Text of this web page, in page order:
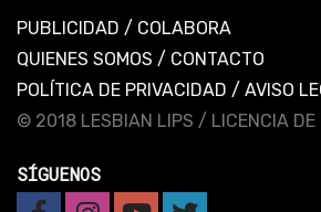
PUBLICIDAD / COLABORA
QUIENES SOMOS / CONTACTO
POLÍTICA DE PRIVACIDAD / AVISO
© 2018 LESBIAN LIPS / LICENCIA DE
SÍGUENOS